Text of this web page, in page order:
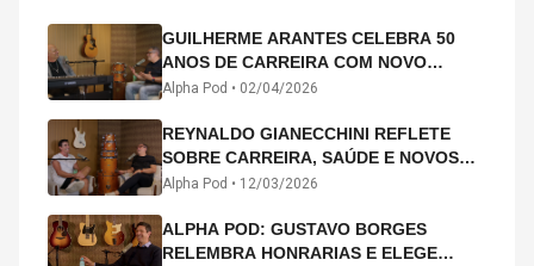
acompanham até hoje, quase trinta anos mais tarde:
"Bem Querer" e "Minha Menina". Em 2026, o astro
segue com o […]
GUILHERME ARANTES CELEBRA 50
ANOS DE CARREIRA COM NOVO
ÁLBUM INTERDIMENSIONAL E TURNÊ
Alpha Pod • 02/04/2026
REYNALDO GIANECCHINI REFLETE
SOBRE CARREIRA, SAÚDE E NOVOS
CAMINHOS ARTÍSTICOS NO ALPHA
Alpha Pod • 12/03/2026
ALPHA POD: GUSTAVO BORGES
RELEMBRA HONRARIAS E ELEGE